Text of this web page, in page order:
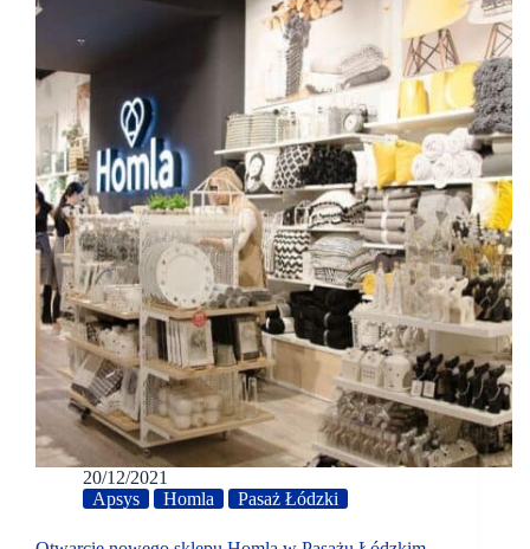
20/12/2021
Apsys
Homla Pasaż Łódzki